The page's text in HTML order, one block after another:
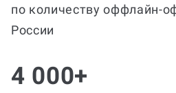
по количеству оффлайн-
России
4 000+